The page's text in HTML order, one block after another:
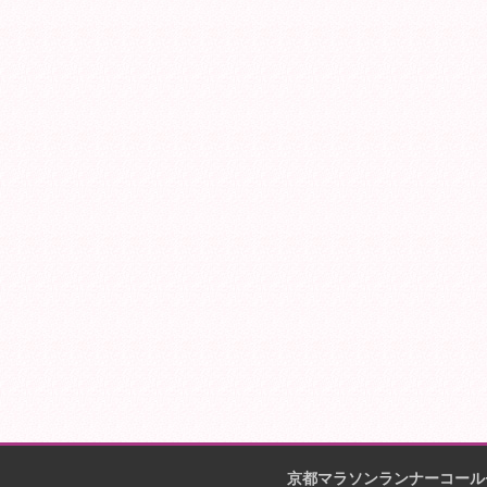
京都マラソンランナーコー